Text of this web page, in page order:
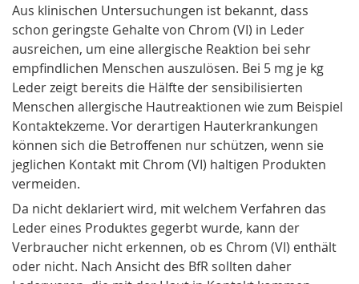
Aus klinischen Untersuchungen ist bekannt, dass
schon geringste Gehalte von Chrom (VI) in Leder
ausreichen, um eine allergische Reaktion bei sehr
empfindlichen Menschen auszulösen. Bei 5 mg je kg
Leder zeigt bereits die Hälfte der sensibilisierten
Menschen allergische Hautreaktionen wie zum Beispiel
Kontaktekzeme. Vor derartigen Hauterkrankungen
können sich die Betroffenen nur schützen, wenn sie
jeglichen Kontakt mit Chrom (VI) haltigen Produkten
vermeiden.
Da nicht deklariert wird, mit welchem Verfahren das
Leder eines Produktes gegerbt wurde, kann der
Verbraucher nicht erkennen, ob es Chrom (VI) enthält
oder nicht. Nach Ansicht des BfR sollten daher